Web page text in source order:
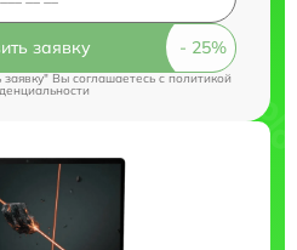
заявку
Вы соглашаетесь cполитикой